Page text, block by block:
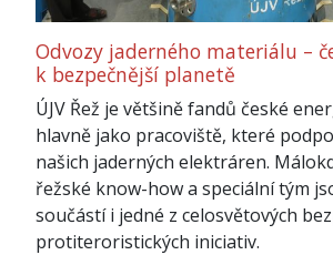
Odvozy jaderného materiálu –
k bezpečnější planetě
ÚJV Řež je většině fandů české
hlavně jako pracoviště, které
našich jaderných elektráren.
řežské know-how a speciální tým
součástí i jedné z celosvětových
protiteroristických iniciativ.